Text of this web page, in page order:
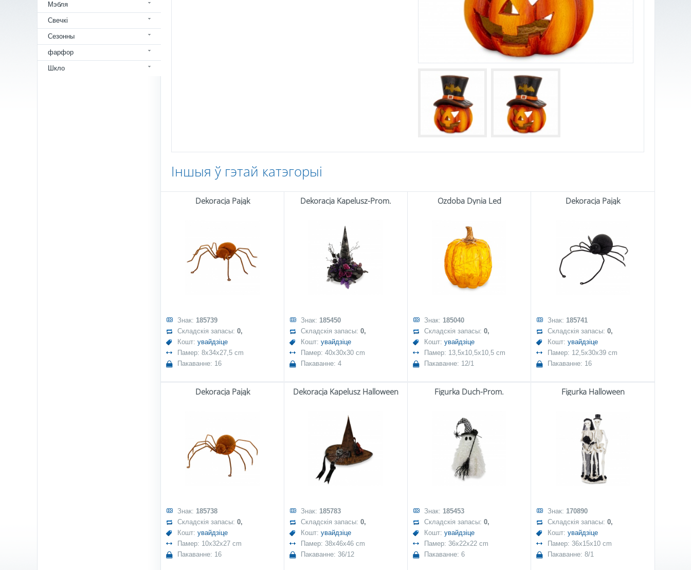
Мэбля
Свечкі
Сезонны
фарфор
Шкло
Іншыя ў гэтай катэгорыі
Dekoracja Pająk
Знак: 185739
Складскія запасы: 0,
Кошт: увайдзіце
Памер: 8x34x27,5 cm
Пакаванне: 16
Dekoracja Kapelusz-Prom.
Знак: 185450
Складскія запасы: 0,
Кошт: увайдзіце
Памер: 40x30x30 cm
Пакаванне: 4
Ozdoba Dynia Led
Знак: 185040
Складскія запасы: 0,
Кошт: увайдзіце
Памер: 13,5x10,5x10,5 cm
Пакаванне: 12/1
Dekoracja Pająk
Знак: 185741
Складскія запасы: 0,
Кошт: увайдзіце
Памер: 12,5x30x39 cm
Пакаванне: 16
Dekoracja Pająk
Знак: 185738
Складскія запасы: 0,
Кошт: увайдзіце
Памер: 10x32x27 cm
Пакаванне: 16
Dekoracja Kapelusz Halloween
Знак: 185783
Складскія запасы: 0,
Кошт: увайдзіце
Памер: 38x46x46 cm
Пакаванне: 36/12
Figurka Duch-Prom.
Знак: 185453
Складскія запасы: 0,
Кошт: увайдзіце
Памер: 36x22x22 cm
Пакаванне: 6
Figurka Halloween
Знак: 170890
Складскія запасы: 0,
Кошт: увайдзіце
Памер: 36x15x10 cm
Пакаванне: 8/1